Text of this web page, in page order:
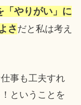
「やりがい」に
さだと私は考え
事も工夫すれ
ということを